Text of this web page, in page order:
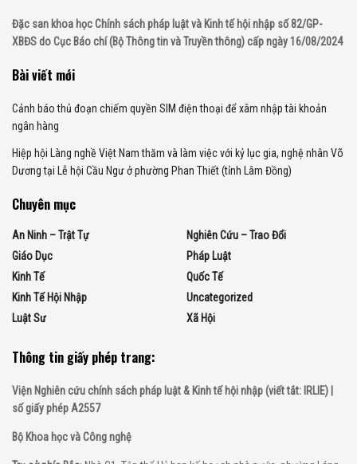
Đặc san khoa học Chính sách pháp luật và Kinh tế hội nhập số 82/GP-
XBĐS do Cục Báo chí (Bộ Thông tin và Truyền thông) cấp ngày 16/08/2024
Bài viết mới
Cảnh báo thủ đoạn chiếm quyền SIM điện thoại để xâm nhập tài khoản
ngân hàng
Hiệp hội Làng nghề Việt Nam thăm và làm việc với kỷ lục gia, nghệ nhân Võ
Dương tại Lễ hội Cầu Ngư ở phường Phan Thiết (tỉnh Lâm Đồng)
Chuyên mục
An Ninh – Trật Tự
Giáo Dục
Kinh Tế
Kinh Tế Hội Nhập
Luật Sư
Nghiên Cứu – Trao Đổi
Pháp Luật
Quốc Tế
Uncategorized
Xã Hội
Thông tin giấy phép trang:
Viện Nghiên cứu chính sách pháp luật & Kinh tế hội nhập (viết tắt: IRLIE) |
số giấy phép A2557
Bộ Khoa học và Công nghệ